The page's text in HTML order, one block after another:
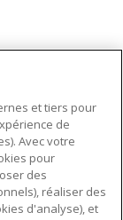
votre
KitchenAid
et tiers pour
de
Avec votre
pour
des
réaliser des
d'analyse), et